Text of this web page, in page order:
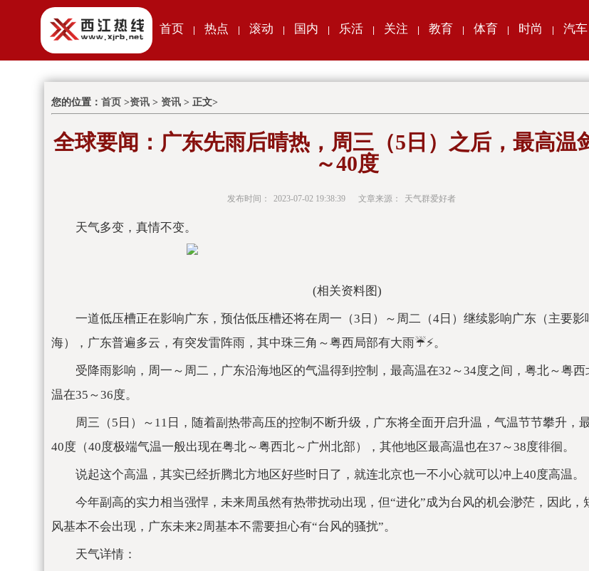
首页 热点 滚动 国内 乐活 关注 教育 体育 时尚 汽车
您的位置： 首页 >资讯 > 资讯 > 正文>
全球要闻：广东先雨后晴热，周三（5日）之后，最高温
～40度
发布时间： 2023-07-02 19:38:39 文章来源： 天气群爱好者
天气多变，真情不变。
(相关资料图)
一道低压槽正在影响广东，预估低压槽还将在周一（3日）～周二（4日）继续影响广东（主要影
海），广东普遍多云，有突发雷阵雨，其中珠三角～粤西局部有大雨☔️⚡️。
受降雨影响，周一～周二，广东沿海地区的气温得到控制，最高温在32～34度之间，粤北～粤西
温在35～36度。
周三（5日）～11日，随着副热带高压的控制不断升级，广东将全面开启升温，气温节节攀升，
40度（40度极端气温一般出现在粤北～粤西北～广州北部），其他地区最高温也在37～38度徘徊。
说起这个高温，其实已经折腾北方地区好些时日了，就连北京也一不小心就可以冲上40度高温。
今年副高的实力相当强悍，未来周虽然有热带扰动出现，但“进化”成为台风的机会渺茫，因此，
风基本不会出现，广东未来2周基本不需要担心有“台风的骚扰”。
天气详情：